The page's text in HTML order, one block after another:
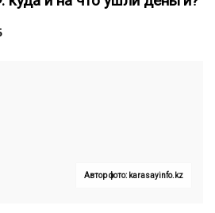
Автор фото: karasayinfo.kz